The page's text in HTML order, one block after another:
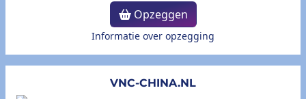
Opzeggen
Informatie over opzegging
VNC-CHINA.NL